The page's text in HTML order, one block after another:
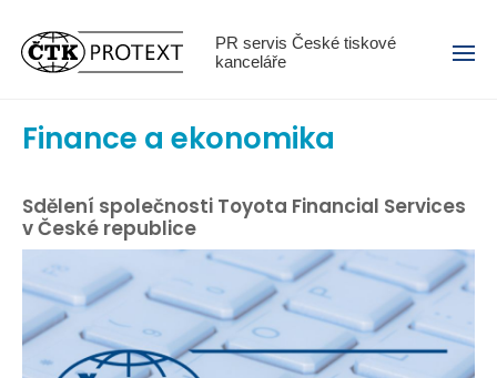
PR servis České tiskové
kanceláře
Menu
Finance a ekonomika
Sdělení společnosti Toyota Financial Services
v České republice